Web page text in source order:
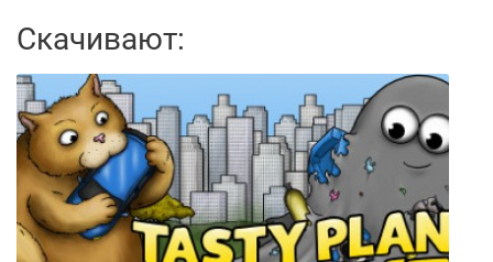
Скачивают: